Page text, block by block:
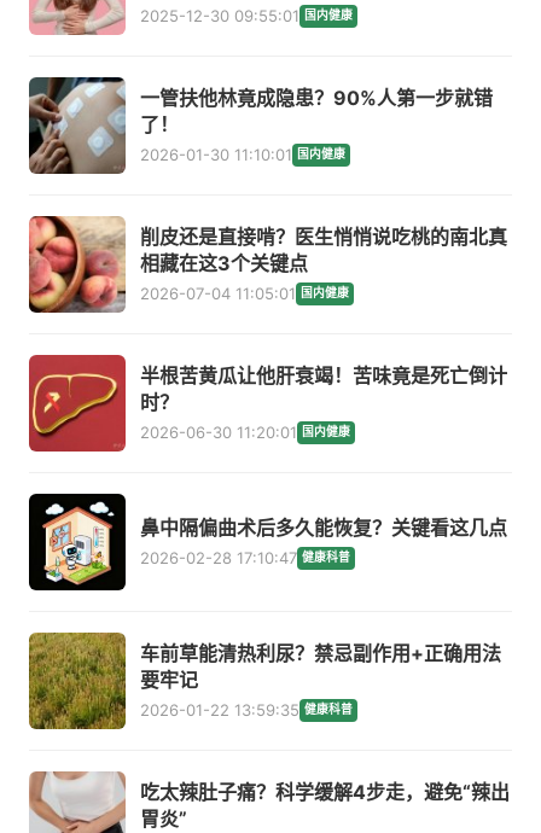
2025-12-30 09:55:01 国内健康
一管扶他林竟成隐患？90%人第一步就错
了！
2026-01-30 11:10:01 国内健康
削皮还是直接啃？医生悄悄说吃桃的南北真
相藏在这3个关键点
2026-07-04 11:05:01 国内健康
半根苦黄瓜让他肝衰竭！苦味竟是死亡倒计
时？
2026-06-30 11:20:01 国内健康
鼻中隔偏曲术后多久能恢复？关键看这几点
2026-02-28 17:10:47 健康科普
车前草能清热利尿？禁忌副作用+正确用法
要牢记
2026-01-22 13:59:35 健康科普
吃太辣肚子痛？科学缓解4步走，避免“辣出
胃炎”